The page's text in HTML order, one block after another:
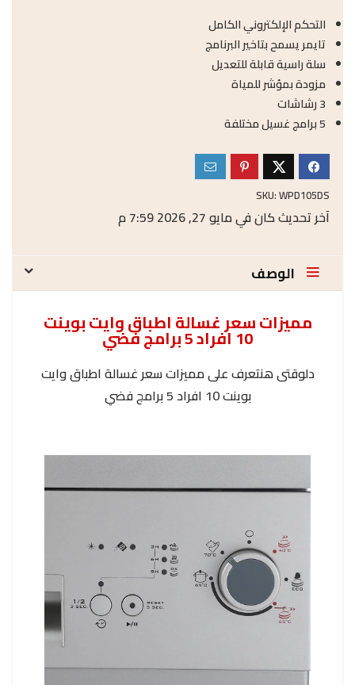
التحكم الإلكتروني الكامل
تايمر يسمح بتاخير البرنامج
سلة راسية قابلة للتعديل
مزودة بمؤشر للمياة
3 رشاشات
5 برامج غسيل مختلفة
SKU:WPD105DS
آخر تحديث كان في مايو 27, 2026 7:59 م
الوصف
مميزات سعر غسالة اطباق وايت بوينت
10 افراد 5 برامج فضي
دلوقتى هنتعرف على مميزات سعر غسالة اطباق وايت
بوينت 10 افراد 5 برامج فضي